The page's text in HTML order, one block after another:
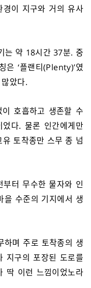
이 지구와 거의 유사
는 약 18시간 37분. 중
‘플랜티(Plenty)’였
았다.
호흡하고 생존할 수
다. 물론 인간에게만
토착종만 스무 종 넘
터 무수한 물자와 인
을 수준의 기지에서 생
하며 주로 토착종의 생
지구의 포장된 도로를
딱 이런 느낌이었노라